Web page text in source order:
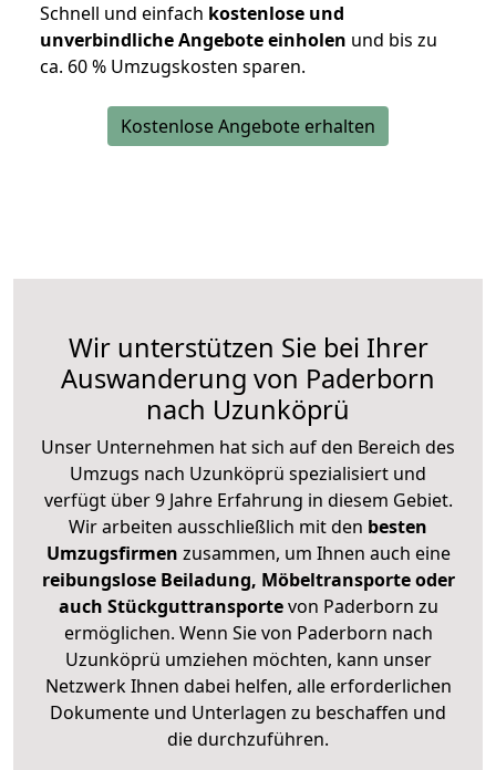
Schnell und einfach kostenlose und
unverbindliche Angebote einholen und bis zu
ca. 60 % Umzugskosten sparen.
Kostenlose Angebote erhalten
Wir unterstützen Sie bei Ihrer
Auswanderung von Paderborn
nach Uzunköprü
Unser Unternehmen hat sich auf den Bereich des
Umzugs nach Uzunköprü spezialisiert und
verfügt über 9 Jahre Erfahrung in diesem Gebiet.
Wir arbeiten ausschließlich mit den besten
Umzugsfirmen zusammen, um Ihnen auch eine
reibungslose Beiladung, Möbeltransporte oder
auch Stückguttransportevon Paderborn zu
ermöglichen. Wenn Sie von Paderborn nach
Uzunköprü umziehen möchten, kann unser
Netzwerk Ihnen dabei helfen, alle erforderlichen
Dokumente und Unterlagen zu beschaffen und
die durchzuführen.